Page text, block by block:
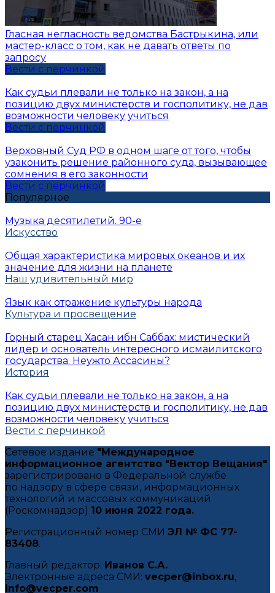
Гласная негласность ведомства Бастрыкина, или
мастер-класс о том, как не давать ответы по
запросу
Вести с перчинкой
Как судьи плевали не только на закон, а на
позицию двух министерств и госполитику, не дав
возможности человеку учиться
Вести с перчинкой
Верховный Суд РФ в одном шаге от того, чтобы
узаконить решение районного суда, вызывающее
сомнения в его законности
Вести с перчинкой
Популярное
Музыка десятилетий. 90-е
Искусство
Общая характеристика мировых океанов и их
значение для жизни на планете
Наш удивительный мир
Язык как отражение культуры народа
Культура и просвещение
Горный старец Хасан ибн Саббах: мистический
лидер и основатель интересного исмаилитского
государства. Неужто Ассасины?
История
Как судьи плевали не только на закон, а на
позицию двух министерств и госполитику, не дав
возможности человеку учиться
Вести с перчинкой
Сетевое издание "Международное
информационное агентство "Вектор Вещания"
зарегистрировано в Федеральной службе
по надзору в сфере связи, информационных
технологий и массовых коммуникаций
(Роскомнадзор) 10 июня 2022 года.
Регистрационный номер СМИ ЭЛ № ФС 77-
83408.
Главный редактор: Иванов С.А.
Электронные адреса СМИ: vecper@inbox.ru,
info@vecper.com